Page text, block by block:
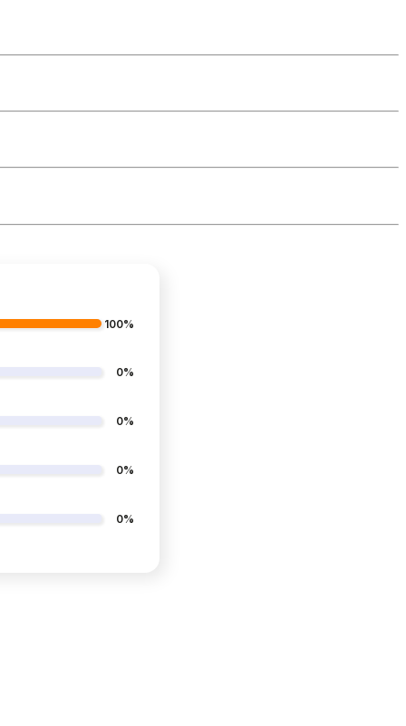
100%
0%
0%
0%
0%